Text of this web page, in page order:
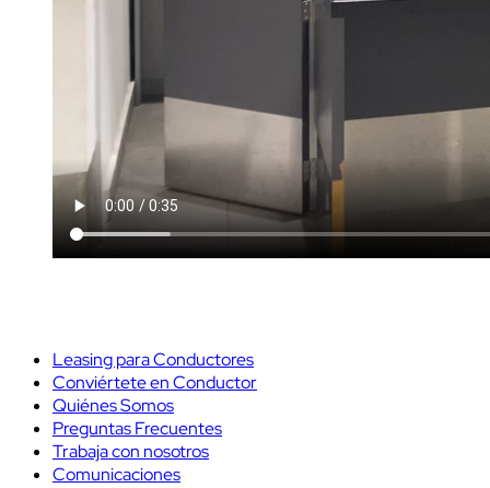
Leasing para Conductores
Conviértete en Conductor
Quiénes Somos
Preguntas Frecuentes
Trabaja con nosotros
Comunicaciones